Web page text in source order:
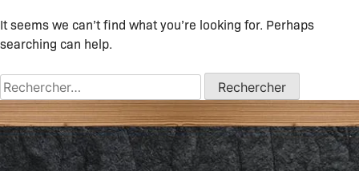
It seems we can’t find what you’re looking for. Perhaps
searching can help.